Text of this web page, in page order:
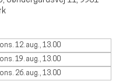
ons. 12. aug., 13.00
ons. 19. aug., 13.00
ons. 26. aug., 13.00